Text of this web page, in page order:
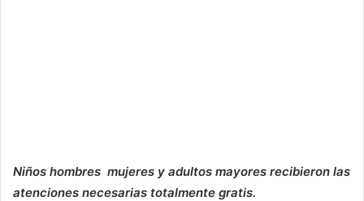
Niños hombres mujeres y adultos mayores recibieron las
atenciones necesarias totalmente gratis.